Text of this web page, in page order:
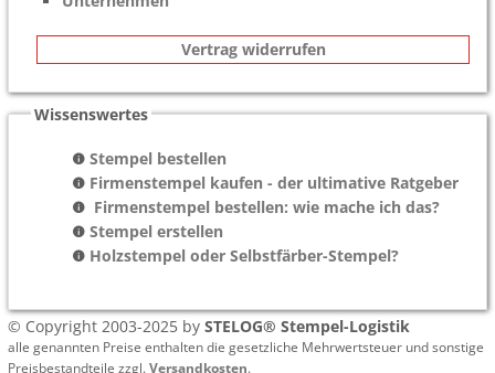
Vertrag widerrufen
Wissenswertes
Stempel bestellen
Firmenstempel kaufen - der ultimative Ratgeber
Firmenstempel bestellen: wie mache ich das?
Stempel erstellen
Holzstempel oder Selbstfärber-Stempel?
© Copyright 2003-2025 bySTELOG® Stempel-Logistik
alle genannten Preise enthalten die gesetzliche Mehrwertsteuer und sonstige
Preisbestandteile zzgl.Versandkosten.